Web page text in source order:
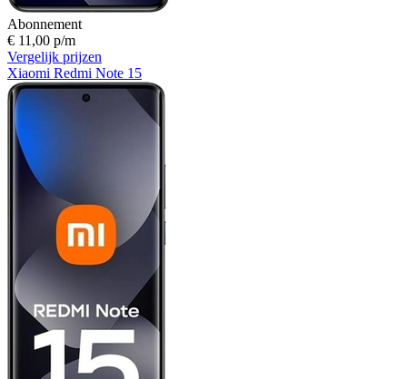
Abonnement
€ 11,00 p/m
Vergelijk prijzen
Xiaomi Redmi Note 15